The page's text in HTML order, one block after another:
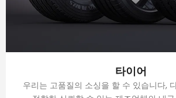
타이어
우리는 고품질의 소싱을 할 수 있습니다,